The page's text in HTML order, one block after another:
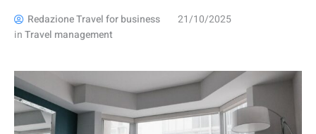
Redazione Travel for business
21/10/2025
inTravel management